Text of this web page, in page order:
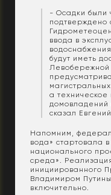
- Осадки были
подтверждено
ввода в
будут иметь
Левобережной
а
сказал
Напомним,
вода» стартовала
национального
среда».
инициированного
Владимиром
включительно.